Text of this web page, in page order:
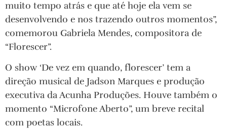
muito tempo atrás e que até hoje ela vem se
desenvolvendo e nos trazendo outros momentos”,
comemorou Gabriela Mendes, compositora de
“Florescer”.
O show ‘De vez em quando, florescer’ tem a
direção musical de Jadson Marques e produção
executiva da Acunha Produções. Houve também o
momento “Microfone Aberto”, um breve recital
com poetas locais.